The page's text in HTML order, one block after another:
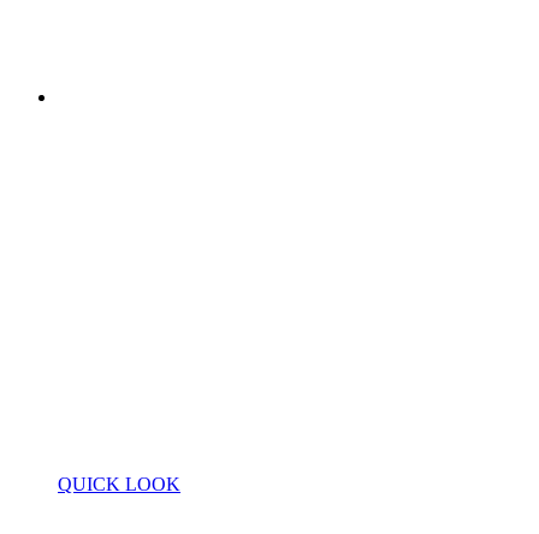
QUICK LOOK